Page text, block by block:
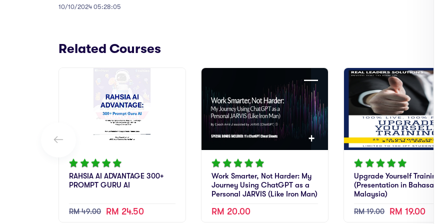
10/10/2024 05:28:05
Related Courses
RAHSIA AI ADVANTAGE 300+
PROMPT GURU AI
RM 49.00 RM 24.50
Work Smarter, Not Harder: My
Journey Using ChatGPT as a
Personal JARVIS (Like Iron Man)
RM 20.00
Upgrade Yourself Training
(Presentation in Bahasa
Malaysia)
RM 19.00
RM 19.00